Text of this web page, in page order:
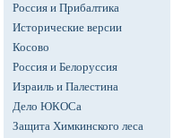
Россия и Прибалтика
Исторические версии
Косово
Россия и Белоруссия
Израиль и Палестина
Дело ЮКОСа
Защита Химкинского леса